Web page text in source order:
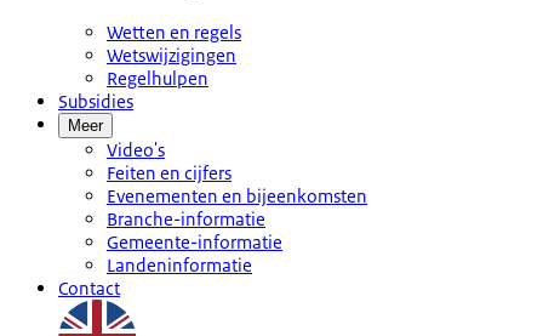
Wetten en regels
Wetswijzigingen
Regelhulpen
Subsidies
Meer
Video's
Feiten en cijfers
Evenementen en bijeenkomsten
Branche-informatie
Gemeente-informatie
Landeninformatie
Contact